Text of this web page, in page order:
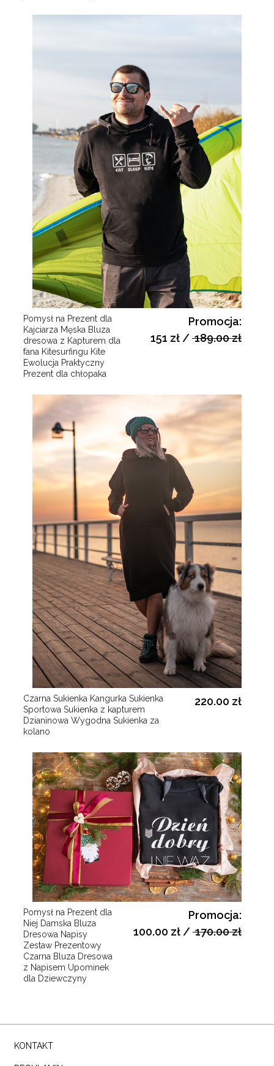
Pomysł na Prezent dla
Kajciarza Męska Bluza
dresowa z Kapturem dla
fana Kitesurfingu Kite
Ewolucja Praktyczny
Prezent dla chłopaka
Promocja:
151 zł/189.00 zł
Czarna Sukienka Kangurka Sukienka
Sportowa Sukienka z kapturem
Dzianinowa Wygodna Sukienka za
kolano
220.00 zł
Pomysł na Prezent dla
Niej Damska Bluza
Dresowa Napisy
Zestaw Prezentowy
Czarna Bluza Dresowa
z Napisem Upominek
dla Dziewczyny
Promocja:
100.00 zł /170.00 zł
KONTAKT